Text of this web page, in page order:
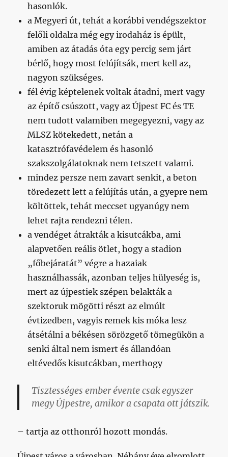
hasonlók.
a Megyeri út, tehát a korábbi vendégszektor
felőli oldalra még egy irodaház is épült,
amiben az átadás óta egy percig sem járt
bérlő, hogy most felújítsák, mert kell az,
nagyon szükséges.
fél évig képtelenek voltak átadni, mert vagy
az építő csúszott, vagy az Újpest FC és TE
nem tudott valamiben megegyezni, vagy az
MLSZ kötekedett, netán a
katasztrófavédelem és hasonló
szakszolgálatoknak nem tetszett valami.
mindez persze nem zavart senkit, a beton
töredezett lett a felújítás után, a gyepre nem
költöttek, tehát meccset ugyanúgy nem
lehet rajta rendezni télen.
a vendéget átrakták a kisutcákba, ami
alapvetően reális ötlet, hogy a stadion
„főbejáratát” végre a hazaiak
használhassák, azonban teljes hülyeség is,
mert az újpestiek szépen belakták a
szektoruk mögötti részt az elmúlt
évtizedben, vagyis remek kis móka lesz
átsétálni a békésen sörözgető tömegükön a
senki által nem ismert és állandóan
eltévedős kisutcákban, merthogy
Tisztességes ember évente csak egyszer
megy Újpestre, amikor a csapata ott játszik.
– tartja az otthonról hozott mondás.